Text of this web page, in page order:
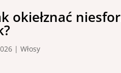
okiełznać
| Włosy